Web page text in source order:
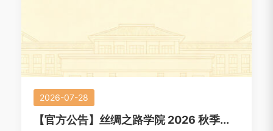
2026-07-28
【官方公告】丝绸之路学院 2026 秋季...